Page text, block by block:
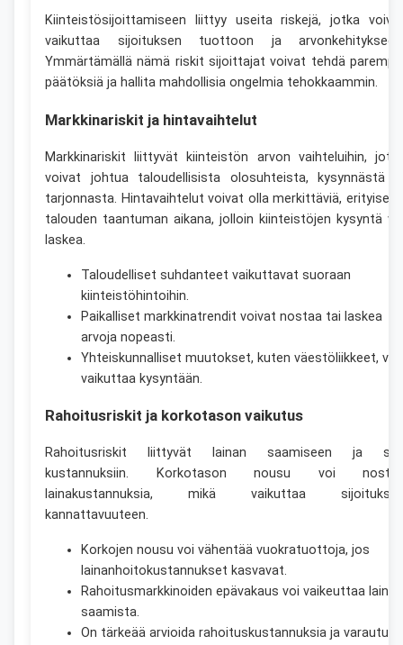
Kiinteistösijoittamiseen liittyy useita riskejä, jotka
vaikuttaa sijoituksen tuottoon ja
Ymmärtämällä nämä riskit sijoittajat voivat tehdä
päätöksiä ja hallita mahdollisia ongelmia tehokkaammin.
Markkinariskit ja hintavaihtelut
Markkinariskit liittyvät kiinteistön arvon vaihteluihin,
voivat johtua taloudellisista olosuhteista, kysynnästä
tarjonnasta. Hintavaihtelut voivat olla merkittäviä,
talouden taantuman aikana, jolloin kiinteistöjen kysyntä
laskea.
Taloudelliset suhdanteet vaikuttavat suoraan
kiinteistöhintoihin.
Paikalliset markkinatrendit voivat nostaa tai laskea
arvoja nopeasti.
Yhteiskunnalliset muutokset, kuten väestöliikkeet,
vaikuttaa kysyntään.
Rahoitusriskit ja korkotason vaikutus
Rahoitusriskit liittyvät lainan saamiseen ja
kustannuksiin. Korkotason nousu voi
lainakustannuksia, mikä vaikuttaa
kannattavuuteen.
Korkojen nousu voi vähentää vuokratuottoja, jos
lainanhoitokustannukset kasvavat.
Rahoitusmarkkinoiden epävakaus voi vaikeuttaa lainan
saamista.
On tärkeää arvioida rahoituskustannuksia ja varautua